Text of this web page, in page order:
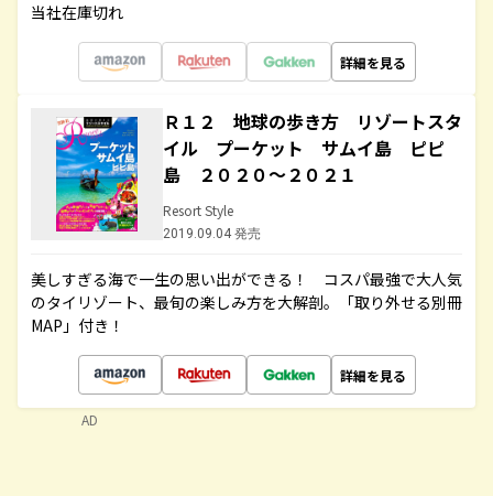
当社在庫切れ
詳細を見る
Ｒ１２ 地球の歩き方 リゾートスタ
イル プーケット サムイ島 ピピ
島 ２０２０～２０２１
Resort Style
2019.09.04 発売
美しすぎる海で一生の思い出ができる！ コスパ最強で大人気
のタイリゾート、最旬の楽しみ方を大解剖。「取り外せる別冊
MAP」付き！
詳細を見る
AD